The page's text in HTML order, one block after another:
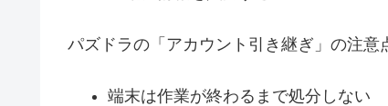
パズドラの「アカウント引き継ぎ」の注意
端末は作業が終わるまで処分しない